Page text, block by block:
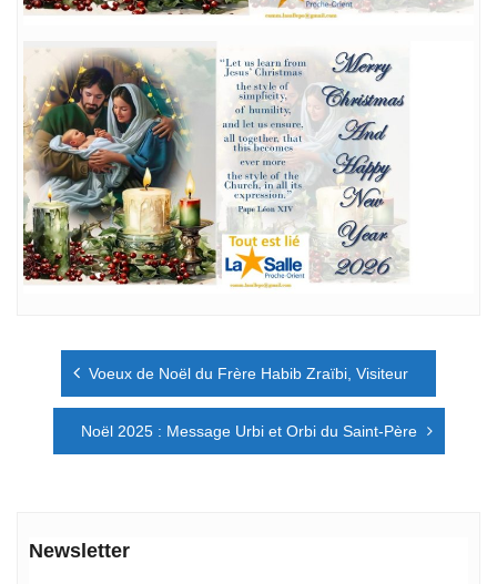
Navigation
l’article
Voeux de Noël du Frère Habib Zraïbi, Visiteur
Noël 2025 : Message Urbi et Orbi du Saint-Père
Newsletter